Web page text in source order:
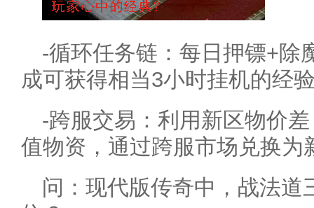
-循环任务链：每日押镖+除
成可获得相当3小时挂机的经
-跨服交易：利用新区物价
值物资，通过跨服市场兑换为
问：现代版传奇中，战法道